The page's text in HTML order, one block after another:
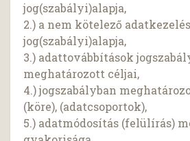
jog(szabályi)alapja,
2.) a nem kötelező adatkezelés
jog(szabályi)alapja,
3.) adattovábbítások
meghatározott céljai,
4.) jogszabályban
(köre), (adatcsoportok),
5.) adatmódosítás (felülírás)